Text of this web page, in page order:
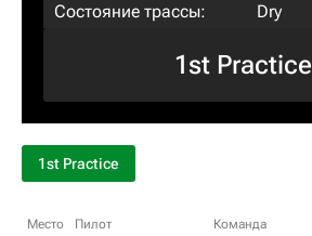
Состояние трассы:
Dry
1st Practice
1st Practice
Место Пилот Команда